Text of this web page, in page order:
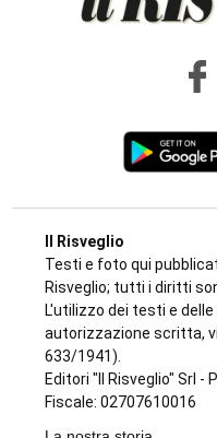
Il Risveglio
Testi e foto qui
Risveglio; tutti i diritti
L'utilizzo dei testi e
autorizzazione scritta,
633/1941).
Editori "Il Risveglio" Srl -
Fiscale: 02707610016